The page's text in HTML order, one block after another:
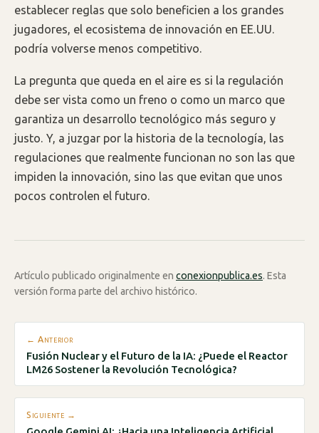
establecer reglas que solo beneficien a los grandes
jugadores, el ecosistema de innovación en EE.UU.
podría volverse menos competitivo.
La pregunta que queda en el aire es si la regulación
debe ser vista como un freno o como un marco que
garantiza un desarrollo tecnológico más seguro y
justo. Y, a juzgar por la historia de la tecnología, las
regulaciones que realmente funcionan no son las que
impiden la innovación, sino las que evitan que unos
pocos controlen el futuro.
Artículo publicado originalmente en conexionpublica.es. Esta
versión forma parte del archivo histórico.
← Anterior
Fusión Nuclear y el Futuro de la IA: ¿Puede el Reactor
LM26 Sostener la Revolución Tecnológica?
Siguiente →